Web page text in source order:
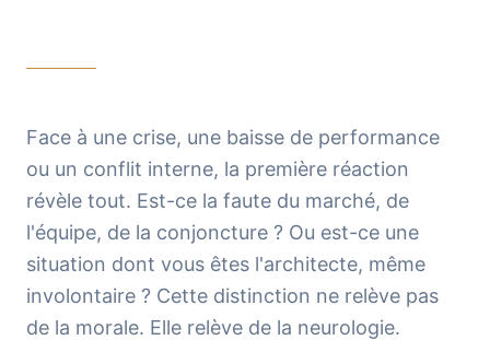
Face à une crise, une baisse de performance
ou un conflit interne, la première réaction
révèle tout. Est-ce la faute du marché, de
l'équipe, de la conjoncture ? Ou est-ce une
situation dont vous êtes l'architecte, même
involontaire ? Cette distinction ne relève pas
de la morale. Elle relève de la neurologie.